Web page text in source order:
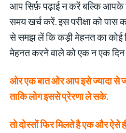
आप सिर्फ़ पढ़ाई न करें बल्कि आपके
समय खर्च करें. इस परीक्षा को पास
से समझ लें कि कड़ी मेहनत का कोई
मेहनत करने वाले को एक न एक
ओर एक बात ओर आप इसे ज्यादा से
ताकि लोग इससे प्रेरणा ले सके.
तो दोस्तों फिर मिलते है एक और ऐसे